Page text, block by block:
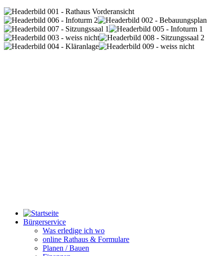
Bürgerservice
Was erledige ich wo
online Rathaus & Formulare
Planen / Bauen